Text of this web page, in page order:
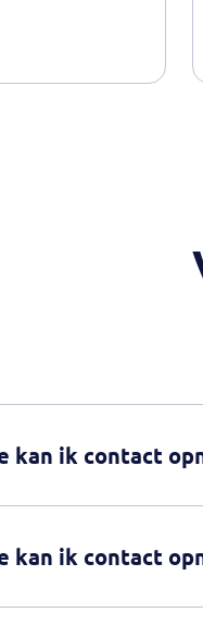
kan ik contact
kan ik contact